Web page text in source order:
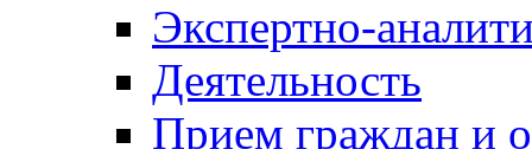
Экспертно-
Деятельность
Прием граждан и